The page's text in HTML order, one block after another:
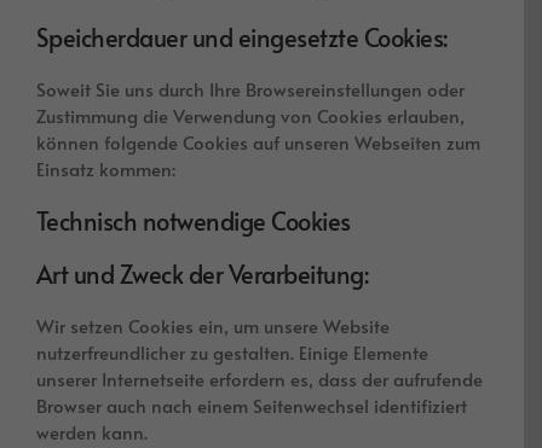
Speicherdauer und eingesetzte Cookies:
Soweit Sie uns durch Ihre Browsereinstellungen oder
Zustimmung die Verwendung von Cookies erlauben,
können folgende Cookies auf unseren Webseiten zum
Einsatz kommen:
Technisch notwendige Cookies
Art und Zweck der Verarbeitung:
Wir setzen Cookies ein, um unsere Website
nutzerfreundlicher zu gestalten. Einige Elemente
unserer Internetseite erfordern es, dass der aufrufende
Browser auch nach einem Seitenwechsel identifiziert
werden kann.